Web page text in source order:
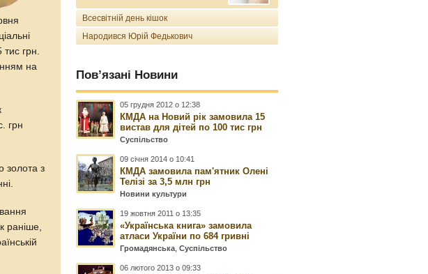
тис грн.
на
грн
золота з
раніше,
Всесвітній день кішок
Народився Юрій Федькович
Пов’язані Новини
05 грудня 2012 о 12:38
КМДА на Новий рік замовила 15
вистав для дітей по 100 тис грн
Суспільство
09 січня 2014 о 10:41
КМДА замовила пам'ятник Олені
Телізі за 3,5 млн грн
Новини культури
19 жовтня 2011 о 13:35
«Українська книга» замовила
атласи України по 684 гривні
Громадянська ,Суспільство
06 лютого 2013 о 09:33